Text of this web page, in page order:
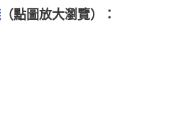
（點圖放大瀏覽）：